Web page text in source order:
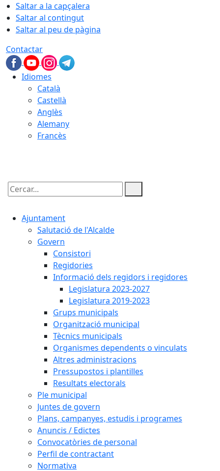
Saltar a la capçalera
Saltar al contingut
Saltar al peu de pàgina
Contactar
Idiomes
Català
Castellà
Anglès
Alemany
Francès
Cercar:
Ajuntament
Salutació de l'Alcalde
Govern
Consistori
Regidories
Informació dels regidors i regidores
Legislatura 2023-2027
Legislatura 2019-2023
Grups municipals
Organització municipal
Tècnics municipals
Organismes dependents o vinculats
Altres administracions
Pressupostos i plantilles
Resultats electorals
Ple municipal
Juntes de govern
Plans, campanyes, estudis i programes
Anuncis / Edictes
Convocatòries de personal
Perfil de contractant
Normativa